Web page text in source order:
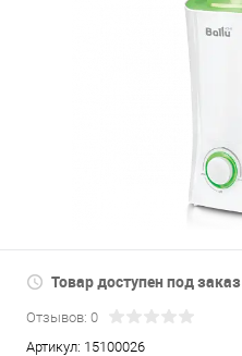
Товар доступен под заказ
Отзывов: 0
Артикул: 15100026